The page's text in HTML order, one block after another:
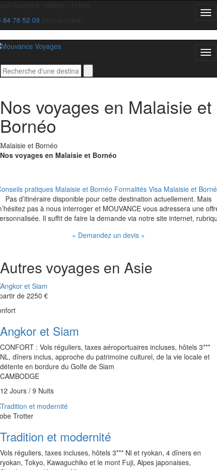
84 78 52 09
Nos voyages en Malaisie et
Bornéo
Nos voyages en Malaisie et Bornéo
pratiques Malaisie et Bornéo Formalités Visa Malaisie et
Pas d’itinéraire disponible pour cette destination actuellement. Mais
pas à nous interroger et MOUVANCE vous adressera une
Il suffit de faire la demande via notre site internet,
« Demandez un devis »
Autres voyages en Asie
de 2250 €
Angkor et Siam
CONFORT : Vols réguliers, taxes aéroportuaires incluses, hôtels 3***
NL, dîners inclus, approche du patrimoine culturel, de la vie locale et
détente en bordure du Golfe de Siam
CAMBODGE
12 Jours / 9 Nuits
Trotter
Tradition et modernité
Vols réguliers, taxes incluses, hôtels 3*** Nl et ryokan, 4 dîners en
ryokan, Tokyo, Kawaguchiko et le mont Fuji, Alpes japonaises,